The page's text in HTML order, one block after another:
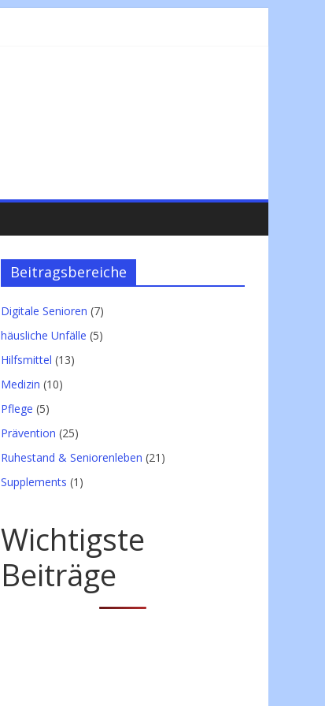
Beitragsbereiche
Digitale Senioren (7)
häusliche Unfälle (5)
Hilfsmittel (13)
Medizin (10)
Pflege (5)
Prävention (25)
Ruhestand & Seniorenleben (21)
Supplements (1)
Wichtigste
Beiträge